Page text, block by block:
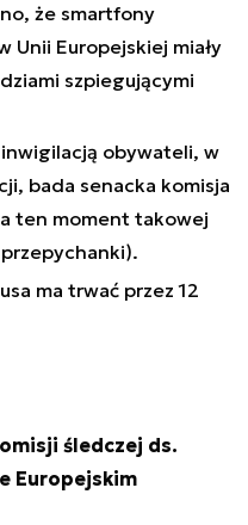
że smartfony
Unii Europejskiej miały
szpiegującymi
obywateli, w
bada senacka komisja
ten moment takowej
ma trwać przez 12
śledczej ds.
Europejskim